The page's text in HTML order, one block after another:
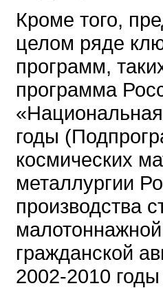
Кроме того,
целом ряде
программ,
программа
годы
космических
металлургии
производства
гражданской
2002-2010